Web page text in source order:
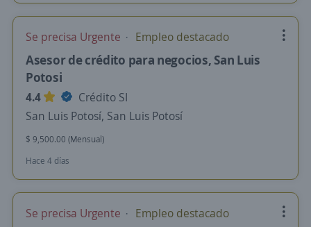
Se precisa Urgente Empleo destacado
Asesor de crédito para negocios, San Luis
Potosi
4.4
Crédito SI
San Luis Potosí, San Luis Potosí
$ 9,500.00 (Mensual)
Hace 4 días
Se precisa Urgente Empleo destacado